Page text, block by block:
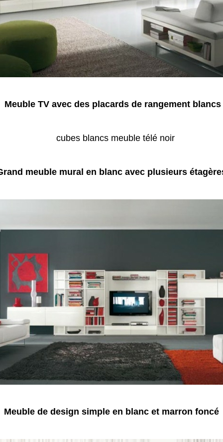
Meuble TV avec des placards de rangement blancs
meuble mural en blanc avec plusieurs
Meuble de design simple en blanc et marron foncé